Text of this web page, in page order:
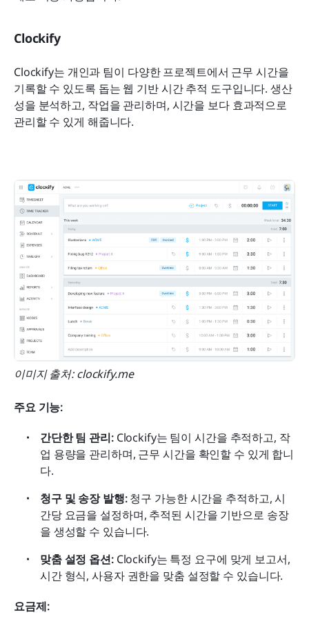
Clockify
Clockify는 개인과 팀이 다양한 프로젝트에서 근무 시간을
기록할 수 있도록 돕는 웹 기반 시간 추적 도구입니다. 생산
성을 분석하고, 작업을 관리하며, 시간을 보다 효과적으로
관리할 수 있게 해줍니다.
이미지 출처: clockify.me
주요 기능:
간단한 팀 관리: Clockify는 팀이 시간을 추적하고, 작
업 용량을 관리하며, 근무 시간을 확인할 수 있게 합니
다.
청구 및 송장 발행: 청구 가능한 시간을 추적하고, 시
간당 요금을 설정하며, 추적된 시간을 기반으로 송장
을 생성할 수 있습니다.
맞춤 설정 옵션: Clockify는 특정 요구에 맞게 보고서,
시간 형식, 사용자 권한을 맞춤 설정할 수 있습니다.
요금제: